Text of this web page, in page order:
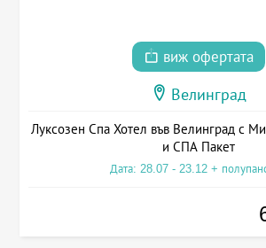
виж офертата
Велинград
Луксозен Спа Хотел във Велинград с
и СПА Пакет
Дата: 28.07 - 23.12 +